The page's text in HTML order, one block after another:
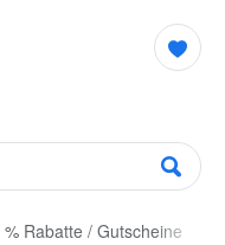
% Rabatte / Gutscheine